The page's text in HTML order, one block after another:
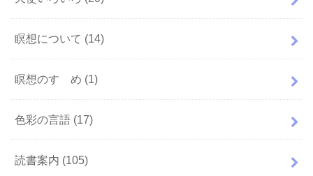
瞑想について (14)
瞑想のすゝめ (1)
色彩の言語 (17)
読書案内 (105)